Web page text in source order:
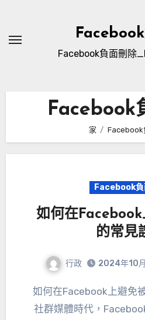
Facebook負面刪除
Facebook
家 Facebook
Facebook負
如何在
的常見
行政 2024年10
如何在Facebook上避免被刪帖的常見誤解 在
社群媒體時代，